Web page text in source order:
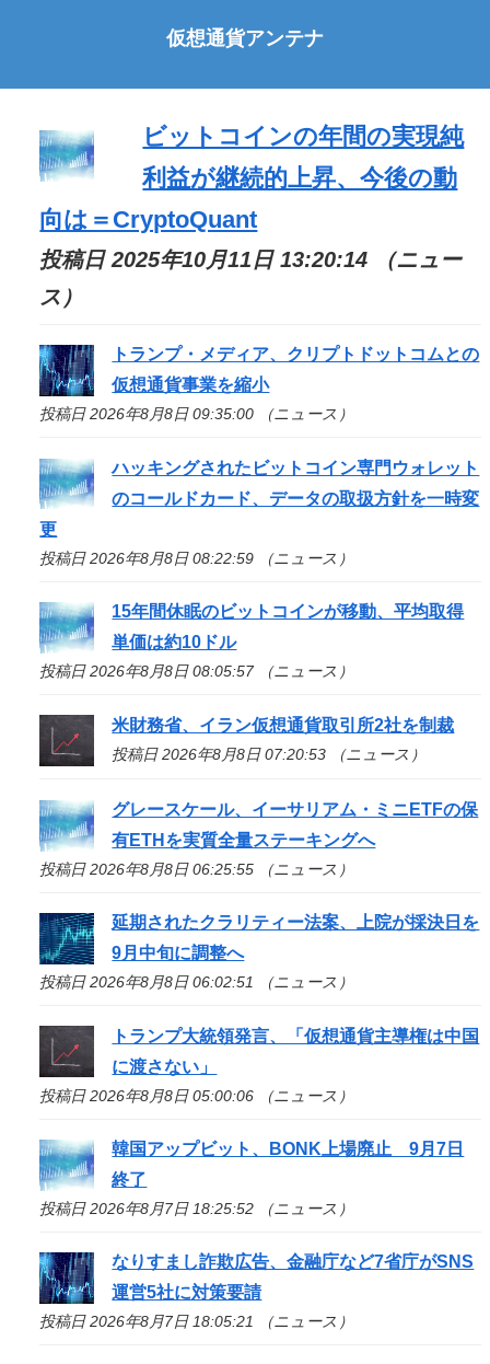
仮想通貨アンテナ
ビットコインの年間の実現純
利益が継続的上昇、今後の動
向は＝CryptoQuant
投稿日 2025年10月11日 13:20:14 （ニュー
ス）
トランプ・メディア、クリプトドットコムとの
仮想通貨事業を縮小
投稿日 2026年8月8日 09:35:00 （ニュース）
ハッキングされたビットコイン専門ウォレット
のコールドカード、データの取扱方針を一時変
更
投稿日 2026年8月8日 08:22:59 （ニュース）
15年間休眠のビットコインが移動、平均取得
単価は約10ドル
投稿日 2026年8月8日 08:05:57 （ニュース）
米財務省、イラン仮想通貨取引所2社を制裁
投稿日 2026年8月8日 07:20:53 （ニュース）
グレースケール、イーサリアム・ミニETFの保
有ETHを実質全量ステーキングへ
投稿日 2026年8月8日 06:25:55 （ニュース）
延期されたクラリティー法案、上院が採決日を
9月中旬に調整へ
投稿日 2026年8月8日 06:02:51 （ニュース）
トランプ大統領発言、「仮想通貨主導権は中国
に渡さない」
投稿日 2026年8月8日 05:00:06 （ニュース）
韓国アップビット、BONK上場廃止 9月7日
終了
投稿日 2026年8月7日 18:25:52 （ニュース）
なりすまし詐欺広告、金融庁など7省庁がSNS
運営5社に対策要請
投稿日 2026年8月7日 18:05:21 （ニュース）